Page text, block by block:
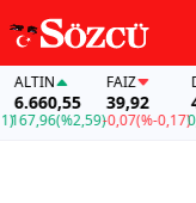
(%2,59)
39,92
-0,07(%-0,17)
47,71
0,09